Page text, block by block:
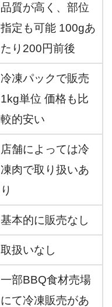
品質が高く、部位
指定も可能 100gあ
たり200円前後
冷凍パックで販売
1kg単位 価格も比
較的安い
店舗によっては冷
凍肉で取り扱いあ
り
基本的に販売なし
取扱いなし
一部BBQ食材売場
にて冷凍販売があ